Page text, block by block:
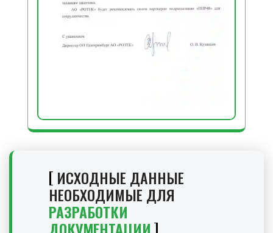
ИСХОДНЫЕ ДАННЫЕ
НЕОБХОДИМЫЕ ДЛЯ
РАЗРАБОТКИ